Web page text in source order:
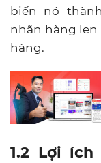
biến nó
nhãn hàng len
hàng.
1.2 Lợi